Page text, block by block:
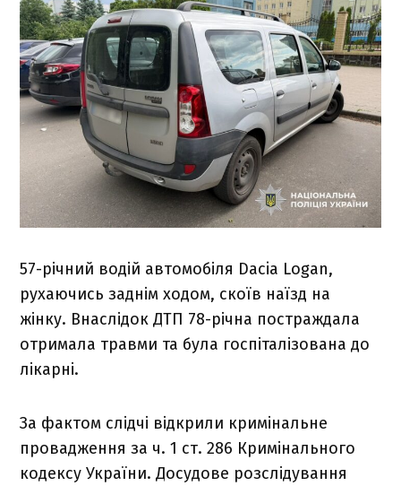
57-річний водій автомобіля Dacia Logan,
рухаючись заднім ходом, скоїв наїзд на
жінку. Внаслідок ДТП 78-річна постраждала
отримала травми та була госпіталізована до
лікарні.
За фактом слідчі відкрили кримінальне
провадження за ч. 1 ст. 286 Кримінального
кодексу України. Досудове розслідування